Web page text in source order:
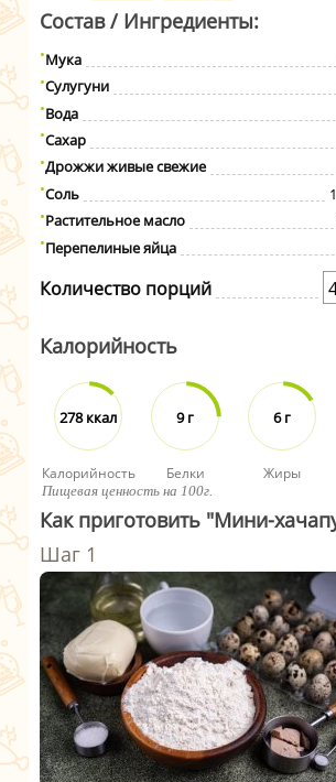
Состав / Ингредиенты:
Мука
Сулугуни
Вода
Сахар
Дрожжи живые свежие
Соль
Растительное масло
Перепелиные яйца
Количество порций
Калорийность
278 ккал
Калорийность
9 г
Белки
6 г
Жиры
Пищевая ценность на 100г.
Как приготовить "Мини-